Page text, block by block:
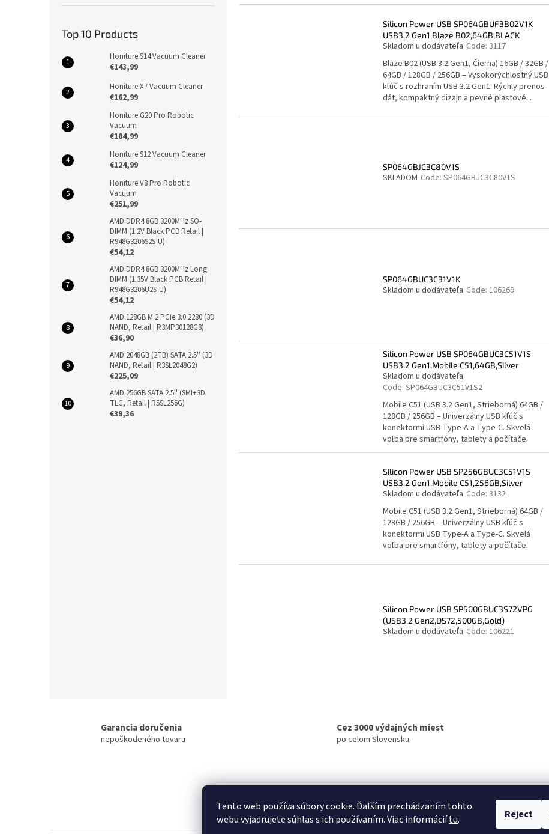
Tento web používa súbory cookie. Ďalším prechádzaním tohto
webu vyjadrujete súhlas s ich používaním. Viac informáciítu. Reject
Top 10 Products
Honiture S14 Vacuum Cleaner
€143,99
Honiture X7 Vacuum Cleaner
€162,99
Honiture G20 Pro Robotic
Vacuum
€184,99
Honiture S12 Vacuum Cleaner
€124,99
Honiture V8 Pro Robotic
Vacuum
€251,99
AMD DDR4 8GB 3200MHz SO-
DIMM (1.2V Black PCB Retail |
R948G3206S2S-U)
€54,12
AMD DDR4 8GB 3200MHz Long
DIMM (1.35V Black PCB Retail |
R948G3206U2S-U)
€54,12
AMD 128GB M.2 PCIe 3.0 2280 (3D
NAND, Retail | R3MP30128G8)
€36,90
AMD 2048GB (2TB) SATA 2.5'' (3D
NAND, Retail | R3SL2048G2)
€225,09
AMD 256GB SATA 2.5'' (SMI+3D
TLC, Retail | R5SL256G)
€39,36
Silicon Power USB SP064GBUF3B02V1K
USB3.2 Gen1,Blaze B02,64GB,BLACK
Skladom u dodávateľa Code: 3117
Blaze B02 (USB 3.2 Gen1, Čierna) 16GB / 32GB /
64GB / 128GB / 256GB – Vysokorýchlostný USB
kľúč s rozhraním USB 3.2 Gen1. Rýchly prenos
dát, kompaktný dizajn a pevné plastové...
SP064GBJC3C80V1S
SKLADOM Code: SP064GBJC3C80V1S
SP064GBUC3C31V1K
Skladom u dodávateľa Code: 106269
Silicon Power USB SP064GBUC3C51V1S
USB3.2 Gen1,Mobile C51,64GB,Silver
Skladom u dodávateľa
Code: SP064GBUC3C51V1S2
Mobile C51 (USB 3.2 Gen1, Strieborná) 64GB /
128GB / 256GB – Univerzálny USB kľúč s
konektormi USB Type-A a Type-C. Skvelá
voľba pre smartfóny, tablety a počítače.
Silicon Power USB SP256GBUC3C51V1S
USB3.2 Gen1,Mobile C51,256GB,Silver
Skladom u dodávateľa Code: 3132
Mobile C51 (USB 3.2 Gen1, Strieborná) 64GB /
128GB / 256GB – Univerzálny USB kľúč s
konektormi USB Type-A a Type-C. Skvelá
voľba pre smartfóny, tablety a počítače.
Silicon Power USB SP500GBUC3S72VPG
(USB3.2 Gen2,DS72,500GB,Gold)
Skladom u dodávateľa Code: 106221
o
n
Garancia doručenia
nepoškodeného tovaru
Cez 3000 výdajných miest
po celom Slovensku